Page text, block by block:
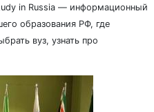
in Russia — информационный
образования РФ, где
вуз, узнать про